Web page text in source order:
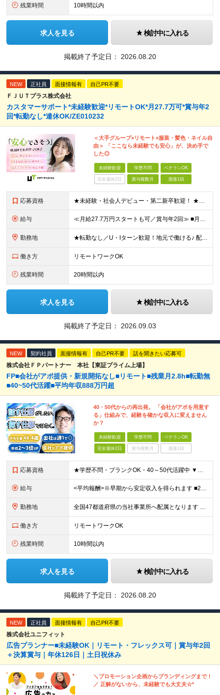
残業時間 10時間以内
求人を見る 検討中に入れる
掲載終了予定日： 2026.08.20
NEW 正社員 面接情報有 自己PR不要
ＦＪＵＴプラス株式会社
カスタマーサポート*未経験歓迎*リモートOK*月27.7万可*賞与年2
回*転勤なし*連休OK/ZE010232
＜大手グループ×リモート×服装・髪色・ネイル自
由＞ 「ここなら未経験でも安心」が、決め手で
した◎
未経験歓迎 学歴不問 ベテランOK
完全週休2日 賞与複数月 面接1回
応募資格 ★未経験・社会人デビュー・第二新卒歓迎！ ★フリーターやブランクのある方も大歓迎！ ★20～40代幅広く活躍中 ■学歴不問 ＼こんな方にピッタリ／ --------------------- □ 正
給与 ≪月給27.7万円スタートも可／賞与年2回≫ ■月給21万円～27.7万円＋各種手当＋賞与年2回 ※給与は勤務地に応じて変更します ※年齢や経験・スキルなどを考慮して決定します ※時間外手当は全額支給
勤務地 ★転勤なし／U・Iターン歓迎！地元で働ける♪ 配属先：東京・神奈川・千葉・長野・石川・大阪・福岡・札幌・愛知・広島にある『NTTドコモ』グループ 《勤務地一覧》 ■東京 ・東京都新宿区新宿4-1-6
働き方 リモートワークOK
残業時間 20時間以内
求人を見る 検討中に入れる
掲載終了予定日： 2026.09.03
NEW 契約社員 面接情報有 自己PR不要 話を聞きたい応募可
株式会社ＦＰパートナー 本社【東証プライム上場】
FP■会社がアポ提供・新規開拓なし■リモート■残業月2.8h■転勤無
■40~50代活躍■平均年収888万円超
40・50代からの再出発。 「会社がアポを用意す
る」仕組みで、経験を確かな収入に変えません
か？
未経験歓迎 学歴不問 ベテランOK
完全週休2日 賞与複数月 面接1回
応募資格 ★学歴不問・ブランクOK・40～50代活躍中 ▼以下いずれかのご経験をお持ちの方 ■金融業界（保険会社や銀行、証券会社、信用金庫など）での就業経験 ■何かしらの営業経験をお持ちの方 ※ブランクのある方
給与 <平均報酬>※早期から安定収入を得られます ■2年目～：888万円 ■3年目～：960万円 ■4年目～：1028万円 ★成果連動型報酬（営業成績に応じて支給/45時間分固定残業代含む/超過分は別途支
勤務地 全国47都道府県の当社事業所へ配属となります ※居住地や希望の勤務先を考慮します ※リモートワークOK／転勤なし ＜本社＞ 東京都台東区浅草橋1-1-8 FP浅草橋ビル (変更の範囲)上記を除く当
働き方 リモートワークOK
残業時間 10時間以内
求人を見る 検討中に入れる
掲載終了予定日： 2026.08.20
NEW 正社員 面接情報有 自己PR不要
株式会社ユニフィット
広告プランナー■未経験OK｜リモート・フレックス可｜賞与年2回
＋決算賞与｜年休126日｜土日祝休み
＼プロモーション企画からブランディングまで！
／ 正解がないから、未経験でも大丈夫☆*